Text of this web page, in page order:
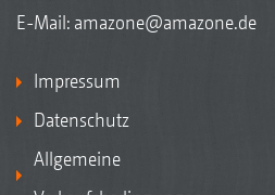
E-Mail: amazone@amazone.de
Impressum
Datenschutz
Allgemeine